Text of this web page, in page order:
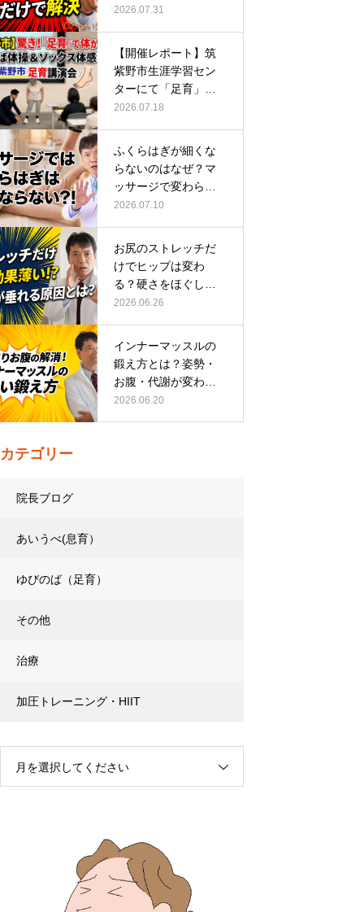
ーチ
2026.07.31
【開催レポート】筑
紫野市生涯学習セン
ターにて「足育」講
演会に登壇し…
2026.07.18
ふくらはぎが細くな
らないのはなぜ？マ
ッサージで変わらな
い根本原因
2026.07.10
お尻のストレッチだ
けでヒップは変わ
る？硬さをほぐして
整える正しい方…
2026.06.26
インナーマッスルの
鍛え方とは？姿勢・
お腹・代謝が変わる
トレーニング…
2026.06.20
カテゴリー
院長ブログ
あいうべ(息育）
ゆびのば（足育）
その他
治療
加圧トレーニング・HIIT
月を選択してください